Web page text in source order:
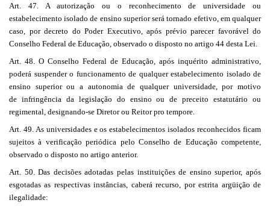
Art. 47. A autorização ou o reconhecimento de universidade ou
estabelecimento isolado de ensino superior será tornado efetivo, em qualquer
caso, por decreto do Poder Executivo, após prévio parecer favorável do
Conselho Federal de Educação, observado o disposto no artigo 44 desta Lei.
Art. 48. O Conselho Federal de Educação, após inquérito administrativo,
poderá suspender o funcionamento de qualquer estabelecimento isolado de
ensino superior ou a autonomia de qualquer universidade, por motivo
de infringência da legislação do ensino ou de preceito estatutário ou
regimental, designando-se Diretor ou Reitor pro tempore.
Art. 49. As universidades e os estabelecimentos isolados reconhecidos ficam
sujeitos à verificação periódica pelo Conselho de Educação competente,
observado o disposto no artigo anterior.
Art. 50. Das decisões adotadas pelas instituições de ensino superior, após
esgotadas as respectivas instâncias, caberá recurso, por estrita argüição de
ilegalidade: